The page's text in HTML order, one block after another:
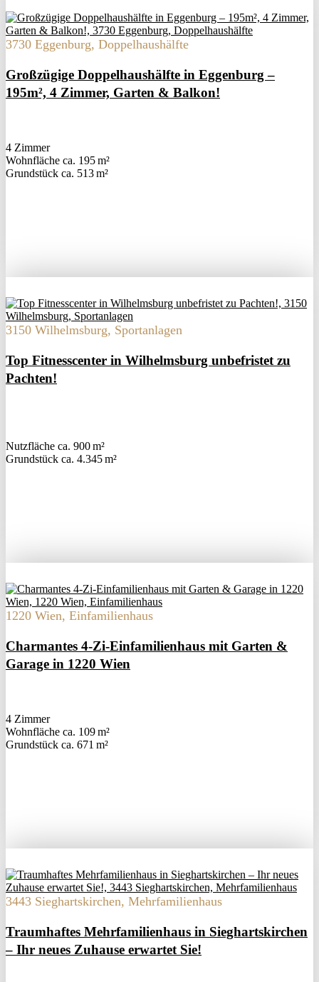
3730 Eggenburg, Doppelhaushälfte
Großzügige Doppelhaushälfte in Eggenburg –
195m², 4 Zimmer, Garten & Balkon!
4 Zimmer
Wohnfläche ca. 195 m²
Grund­stück ca. 513 m²
3150 Wilhelmsburg, Sportanlagen
Top Fitnesscenter in Wilhelmsburg unbefristet zu
Pachten!
Nutzfläche ca. 900 m²
Grund­stück ca. 4.345 m²
1220 Wien, Einfamilienhaus
Charmantes 4-Zi-Einfamilienhaus mit Garten &
Garage in 1220 Wien
4 Zimmer
Wohnfläche ca. 109 m²
Grund­stück ca. 671 m²
3443 Sieghartskirchen, Mehrfamilienhaus
Traumhaftes Mehrfamilienhaus in Sieghartskirchen
– Ihr neues Zuhause erwartet Sie!